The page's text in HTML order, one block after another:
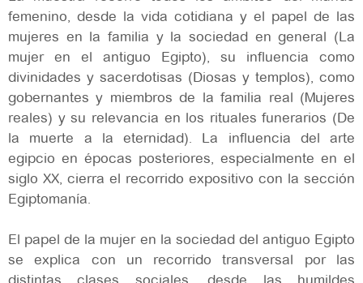
femenino, desde la vida cotidiana y el papel de las
mujeres en la familia y la sociedad en general (La
mujer en el antiguo Egipto), su influencia como
divinidades y sacerdotisas (Diosas y templos), como
gobernantes y miembros de la familia real (Mujeres
reales) y su relevancia en los rituales funerarios (De
la muerte a la eternidad). La influencia del arte
egipcio en épocas posteriores, especialmente en el
siglo XX, cierra el recorrido expositivo con la sección
Egiptomanía.
El papel de la mujer en la sociedad del antiguo Egipto
se explica con un recorrido transversal por las
distintas clases sociales, desde las humildes